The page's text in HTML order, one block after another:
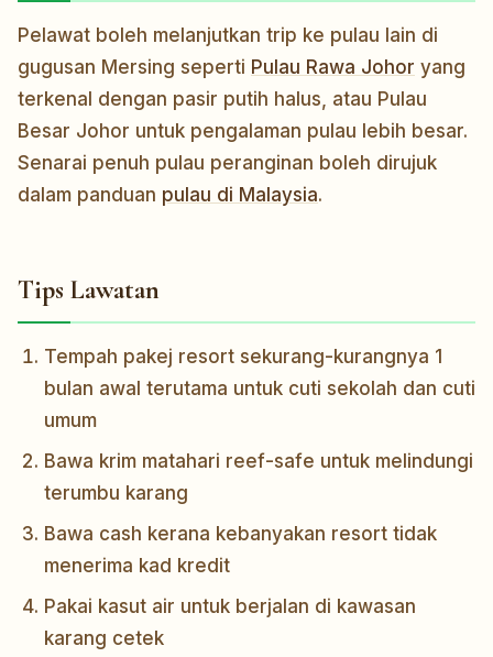
Pelawat boleh melanjutkan trip ke pulau lain di
gugusan Mersing seperti Pulau Rawa Johor yang
terkenal dengan pasir putih halus, atau Pulau
Besar Johor untuk pengalaman pulau lebih besar.
Senarai penuh pulau peranginan boleh dirujuk
dalam panduan pulau di Malaysia.
Tips Lawatan
Tempah pakej resort sekurang-kurangnya 1
bulan awal terutama untuk cuti sekolah dan cuti
umum
Bawa krim matahari reef-safe untuk melindungi
terumbu karang
Bawa cash kerana kebanyakan resort tidak
menerima kad kredit
Pakai kasut air untuk berjalan di kawasan
karang cetek